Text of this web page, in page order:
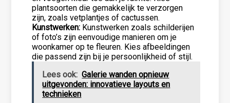
plantsoorten die gemakkelijk te verzorgen
zijn, zoals vetplantjes of cactussen.
Kunstwerken: Kunstwerken zoals schilderijen
of foto’s zijn eenvoudige manieren om je
woonkamer op te fleuren. Kies afbeeldingen
die passend zijn bij je persoonlijkheid of stijl.
Lees ook: Galerie wanden opnieuw
uitgevonden: innovatieve layouts en
technieken